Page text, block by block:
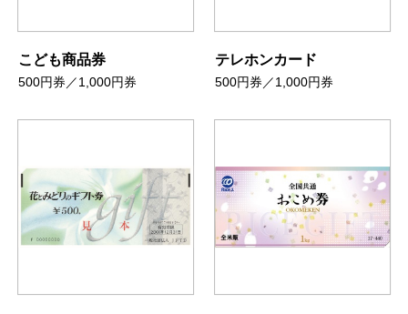
こども商品券
500円券／1,000円券
テレホンカード
500円券／1,000円券